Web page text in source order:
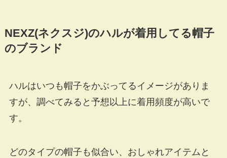
NEXZ(ネクスジ)のハルが着用してる帽子
のブランド
ハルはいつも帽子をかぶってるイメージがありま
すが、調べてみると予想以上に着用頻度が高いで
す。
どのタイプの帽子も似合い、おしゃれアイテムと